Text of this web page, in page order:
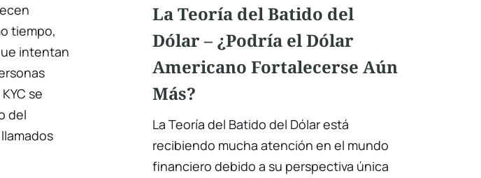
tiempo,
intentan
se
del
La Teoría del Batido del
Dólar – ¿Podría el Dólar
Americano Fortalecerse Aún
Más?
La Teoría del Batido del Dólar está
recibiendo mucha atención en el mundo
financiero debido a su perspectiva única